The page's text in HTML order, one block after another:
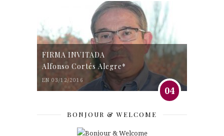
FIRMA INVITADA
Alfonso Cortés Alegre*
EN 03/12/2016
04
BONJOUR & WELCOME